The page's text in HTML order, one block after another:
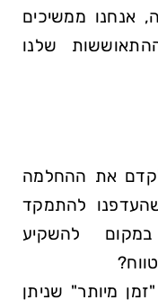
אנחנו ממשיכים
שלנו
לקדם את ההחלמה
להתמקד
במקום להשקיע
מיותר" שניתן